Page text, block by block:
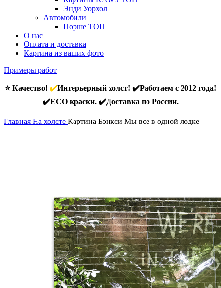
Энди Уорхол
Автомобили
Порше ТОП
О нас
Оплата и доставка
Картина из ваших фото
Примеры работ
⭐ Качество! ✔️Интерьерный холст! ✔️Работаем с 2012 года!
✔️ECO краски. ✔️Доставка по России.
Главная На холсте Картина Бэнкси Мы все в одной лодке